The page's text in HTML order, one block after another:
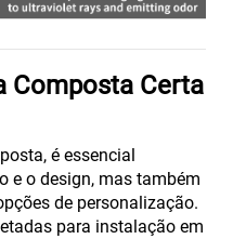
Composta Certa
é essencial
e o design, mas também
de personalização.
para instalação em